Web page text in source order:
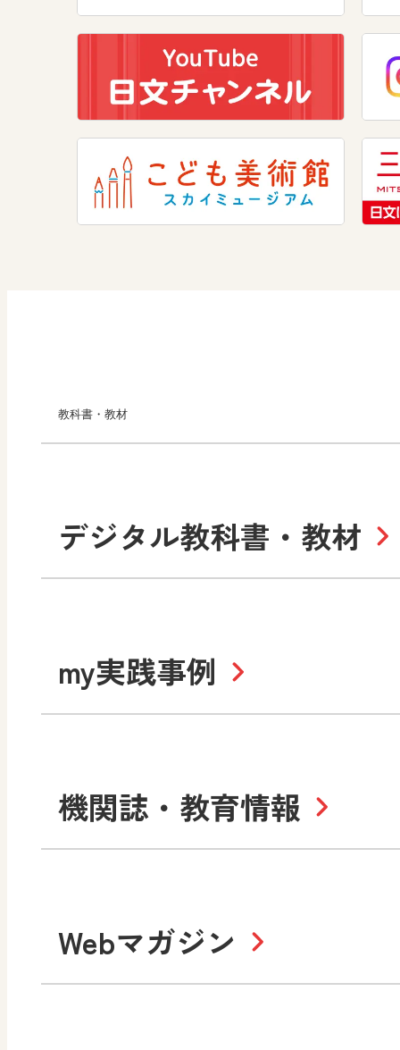
道徳
教科書・教材
小学校
社会
算数
中学校
数学
美術
高等学校
美術／工芸
情報
デジタル教科書・教材
令和6年度版小学校・
令和7年度版中学校 デジ
サポートサイト
令和3年度版中学校 デジ
教材サポートサイト
色彩入門
my実践事例
小学校
書写（国語） 社会
生活
機関誌・教育情報
教科全般
教育情報
Webマガジン